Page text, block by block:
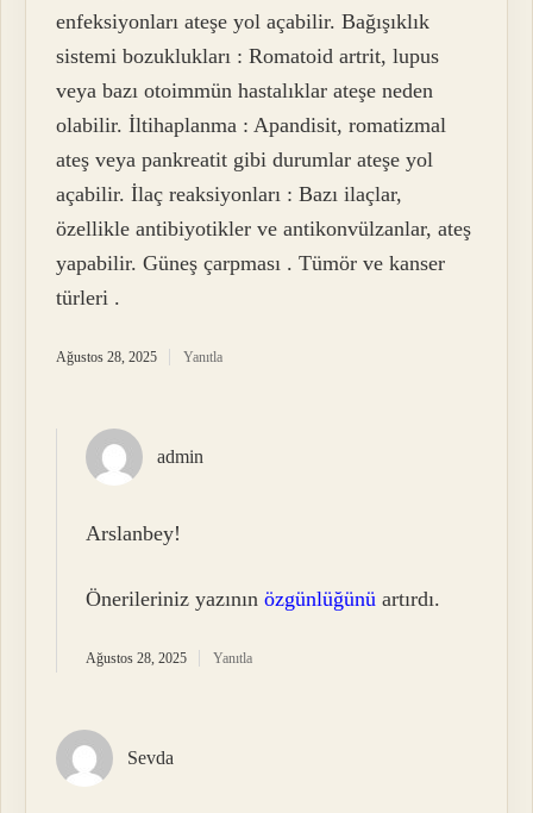
enfeksiyonları ateşe yol açabilir. Bağışıklık
sistemi bozuklukları : Romatoid artrit, lupus
veya bazı otoimmün hastalıklar ateşe neden
olabilir. İltihaplanma : Apandisit, romatizmal
ateş veya pankreatit gibi durumlar ateşe yol
açabilir. İlaç reaksiyonları : Bazı ilaçlar,
özellikle antibiyotikler ve antikonvülzanlar, ateş
yapabilir. Güneş çarpması . Tümör ve kanser
türleri .
Ağustos 28, 2025 Yanıtla
admin
Arslanbey!
Önerileriniz yazınınözgünlüğünü artırdı.
Ağustos 28, 2025 Yanıtla
Sevda